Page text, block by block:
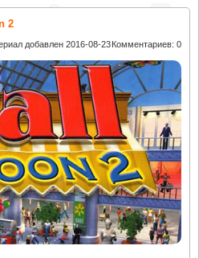
2
добавлен 2016-08-23Комментариев: 0